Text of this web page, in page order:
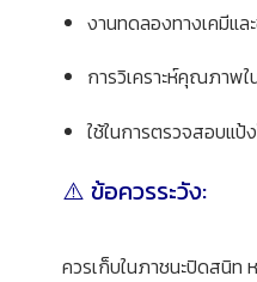
งานทดลองทางเคมีแล
การวิเคราะห์คุณภาพ
ใช้ในการตรวจสอบแป้
⚠️ ข้อควรระวัง:
ควรเก็บในภาชนะปิดสนิท